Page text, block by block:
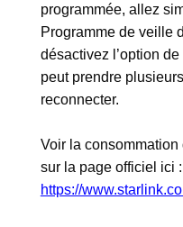
programmée, allez
Programme de veille
désactivez l’option
peut prendre
reconnecter.
Voir la
sur la page officiel ici :
https://